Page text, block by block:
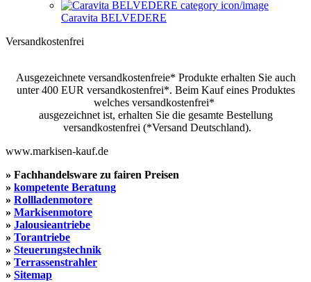
Caravita BELVEDERE
Versandkostenfrei
Ausgezeichnete versandkostenfreie* Produkte erhalten Sie auch
unter 400 EUR versandkostenfrei*. Beim Kauf eines Produktes
welches versandkostenfrei*
ausgezeichnet ist, erhalten Sie die gesamte Bestellung
versandkostenfrei (*Versand Deutschland).
www.markisen-kauf.de
» Fachhandelsware zu fairen Preisen
» kompetente Beratung
» Rollladenmotore
» Markisenmotore
» Jalousieantriebe
» Torantriebe
» Steuerungstechnik
» Terrassenstrahler
» Sitemap